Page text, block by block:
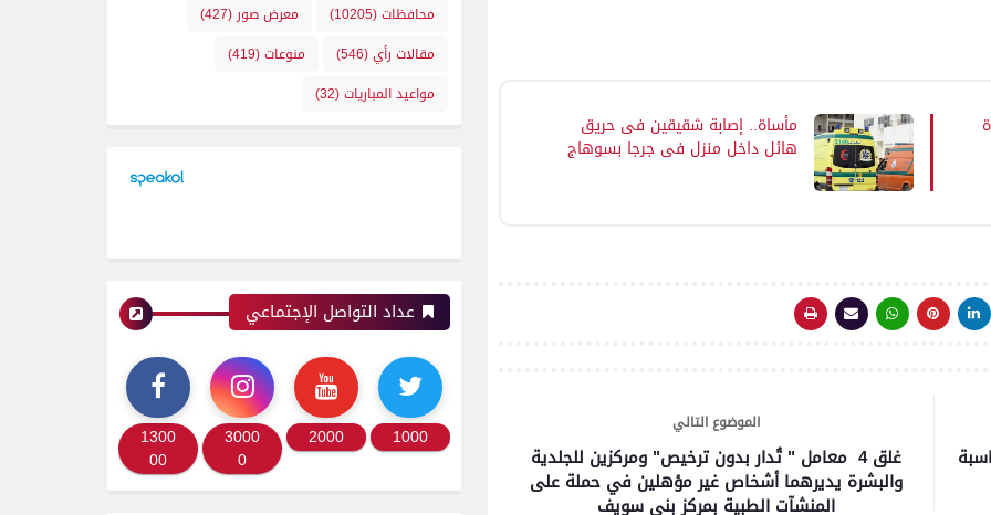
مأساة.. إصابة شقيقين فى حريق
هائل داخل منزل فى جرجا بسوهاج
الموضوع التالي
غلق 4 معامل " تُدار بدون ترخيص" ومركزين للجلدية
والبشرة يديرهما أشخاص غير مؤهلين في حملة على
المنشآت الطبية بمركز بني سويف
محافظات(10205) معرض صور (427)
مقالات رأي(546) منوعات(419)
مواعيد المباريات(32)
عداد التواصل الإجتماعي
1000
2000
3000
0
1300
00